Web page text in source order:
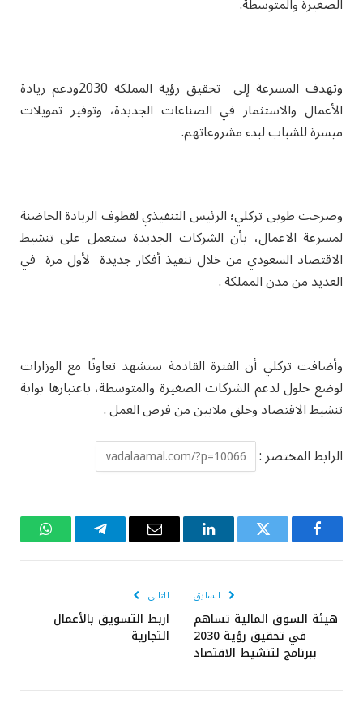
وتهدف المسرعة إلى تحقيق رؤية المملكة 2030ودعم ريادة
الأعمال والاستثمار في الصناعات الجديدة، وتوفير تمويلات
ميسرة للشباب لبدء مشروعاتهم.
وصرحت طوبى تركلي؛ الرئيس التنفيذي لقطوف الريادة الحاضنة
لمسرعة الاعمال، بأن الشركات الجديدة ستعمل على تنشيط
الاقتصاد السعودي من خلال تنفيذ أفكار جديدة لأول مرة في
العديد من مدن المملكة .
وأضافت تركلي أن الفترة القادمة ستشهد تعاونًا مع الوزارات
لوضع حلول لدعم الشركات الصغيرة والمتوسطة، باعتبارها بوابة
تنشيط الاقتصاد وخلق ملايين من فرص العمل .
الرابط المختصر :
فيسبوك تويتر لينكدإن
البريد
تيلقرام واتساب
السابق
هيئة السوق المالية تساهم
في تحقيق رؤية 2030
ببرنامج لتنشيط الاقتصاد
التالي
اربط التسويق بالأعمال
التجارية